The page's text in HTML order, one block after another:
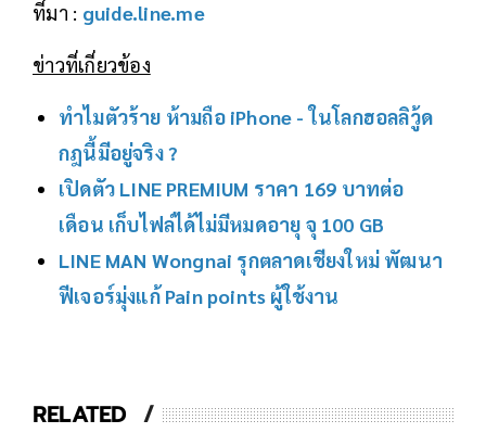
ที่มา : guide.line.me
ข่าวที่เกี่ยวข้อง
ทำไมตัวร้าย ห้ามถือ iPhone - ในโลกฮอลลิวู้ด
กฎนี้มีอยู่จริง ?
เปิดตัว LINE PREMIUM ราคา 169 บาทต่อ
เดือน เก็บไฟล์ได้ไม่มีหมดอายุ จุ 100 GB
LINE MAN Wongnai รุกตลาดเชียงใหม่ พัฒนา
ฟีเจอร์มุ่งแก้ Pain points ผู้ใช้งาน
RELATED